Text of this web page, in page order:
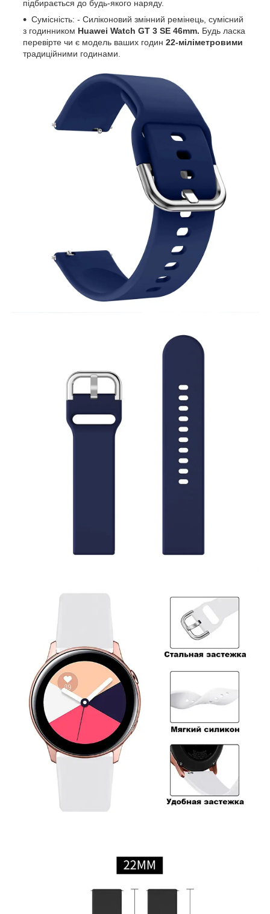
підбирається до будь-якого наряду.
Сумісність: - Силіконовий змінний ремінець, сумісний
з годинником Huawei Watch GT 3 SE 46mm. Будь ласка
перевірте чи є модель ваших годин 22-міліметровими
традиційними годинами.